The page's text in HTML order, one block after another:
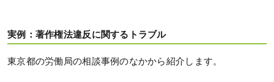
実例：著作権法違反に関するトラブル
東京都の労働局の相談事例のなかから紹介します。